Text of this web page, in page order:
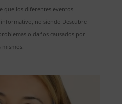
que los diferentes eventos
no siendo Descubre
o daños causados por